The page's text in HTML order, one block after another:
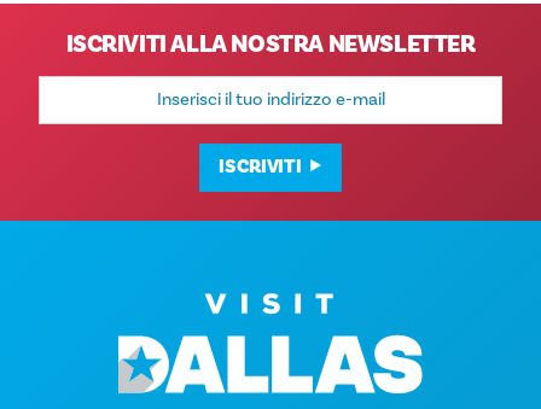
ISCRIVITI ALLA NOSTRA NEWSLETTER
Indirizzo
mail
ISCRIVITI